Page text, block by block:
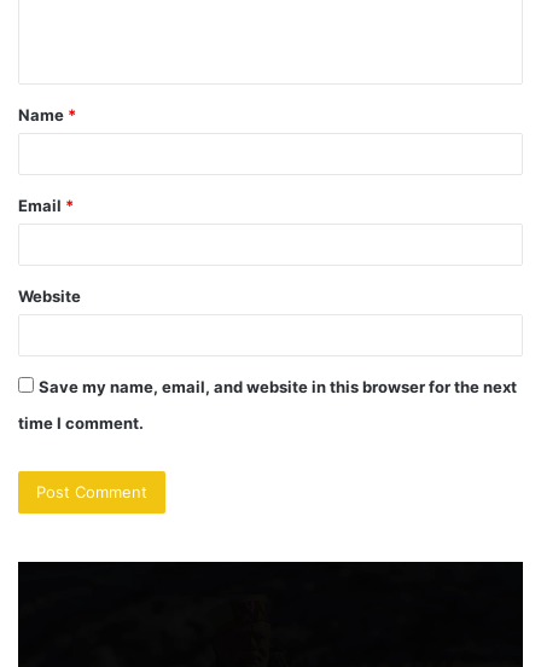
t
*
Name *
Email *
Website
Save my name, email, and website in this browser for the next
time I comment.